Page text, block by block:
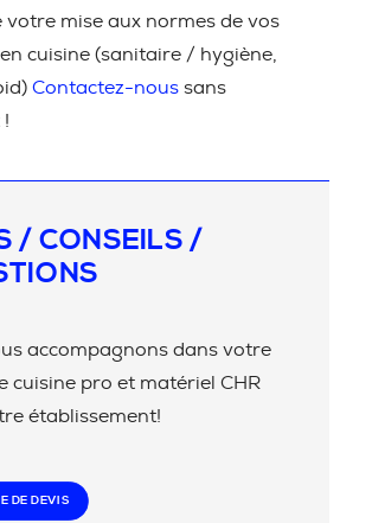
mise aux normes de vos
cuisine (sanitaire / hygiène,
Contactez-nous sans
/ CONSEILS /
accompagnons dans votre
cuisine pro et matériel CHR
établissement!
DE DEVIS